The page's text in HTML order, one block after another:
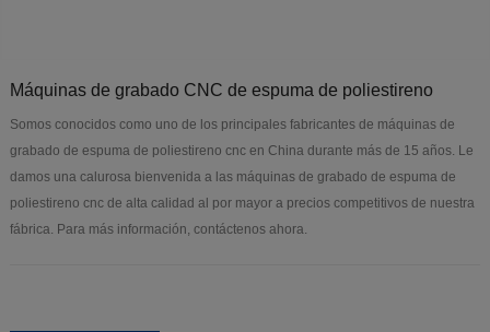
Máquinas de grabado CNC de espuma de poliestireno
Somos conocidos como uno de los principales fabricantes de máquinas de
grabado de espuma de poliestireno cnc en China durante más de 15 años. Le
damos una calurosa bienvenida a las máquinas de grabado de espuma de
poliestireno cnc de alta calidad al por mayor a precios competitivos de nuestra
fábrica. Para más información, contáctenos ahora.